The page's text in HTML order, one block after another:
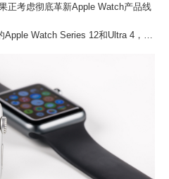
正考虑彻底革新Apple Watch产品线
Watch Series 12和Ultra 4，设